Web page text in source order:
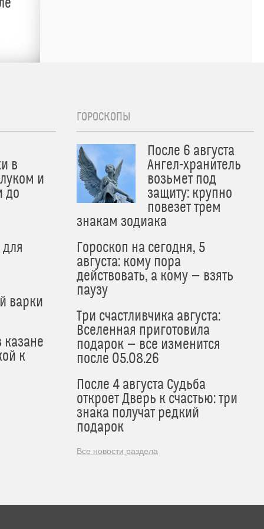
в
и
до
варки
к
ГОРОСКОПЫ
После 6 августа
Ангел-хранитель
возьмет под
защиту: крупно
повезет трем
знакам зодиака
Гороскоп на сегодня, 5
августа: кому пора
действовать, а кому — взять
паузу
Три счастливчика августа:
Вселенная приготовила
подарок — все изменится
после 05.08.26
После 4 августа Судьба
откроет Дверь к счастью: три
знака получат редкий
подарок
Все новости раздела